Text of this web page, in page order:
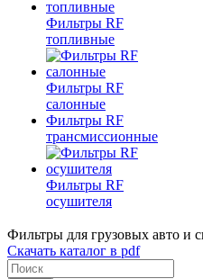
Фильтры RF
топливные
Фильтры RF
салонные
Фильтры RF
трансмиссионные
Фильтры RF
осушителя
Фильтры для грузовых авто и
Скачать каталог в pdf